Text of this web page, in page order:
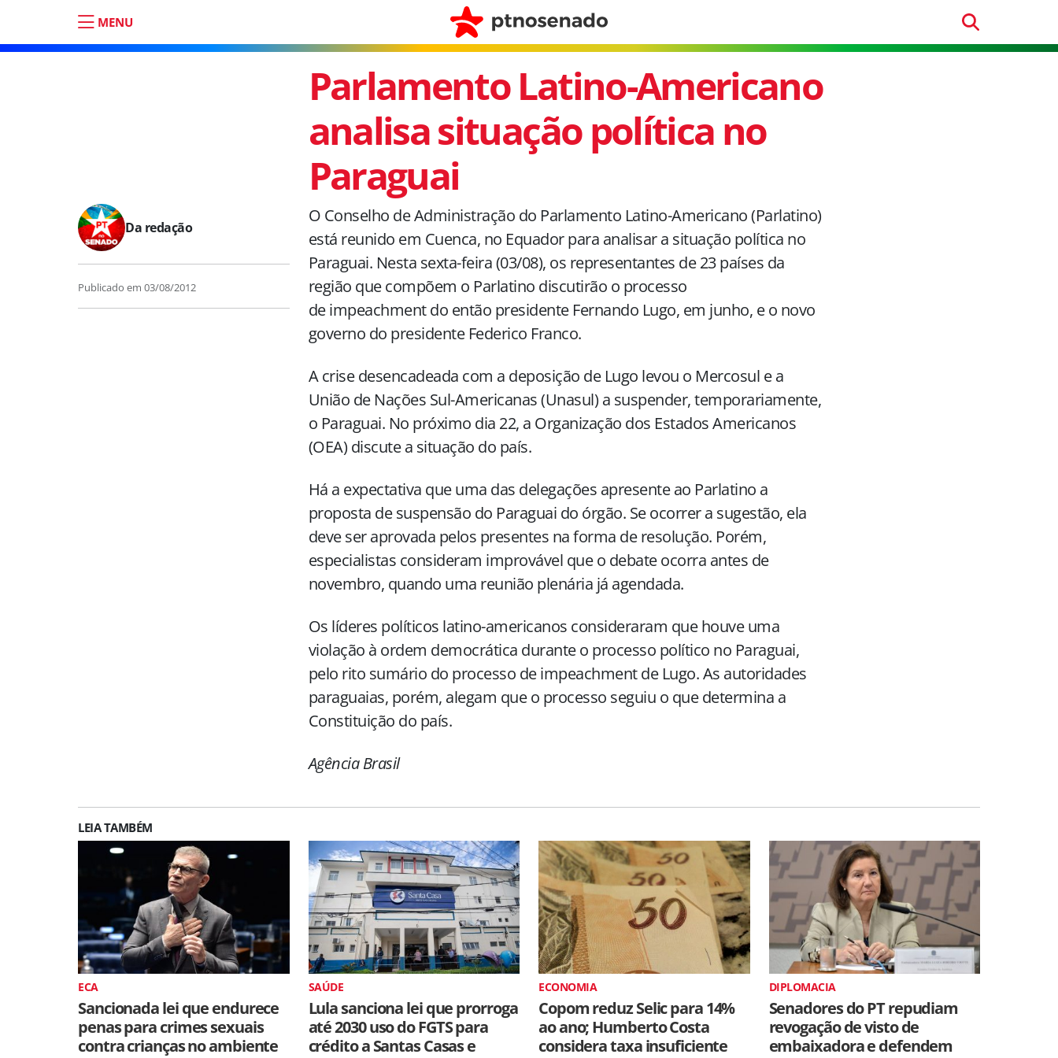
MENU
Parlamento Latino-Americano
analisa situação política no
Paraguai
Da redação
Publicado em 03/08/2012
O Conselho de Administração do Parlamento Latino-Americano (Parlatino)
está reunido em Cuenca, no Equador para analisar a situação política no
Paraguai. Nesta sexta-feira (03/08), os representantes de 23 países da
região que compõem o Parlatino discutirão o processo
de impeachment do então presidente Fernando Lugo, em junho, e o novo
governo do presidente Federico Franco.
A crise desencadeada com a deposição de Lugo levou o Mercosul e a
União de Nações Sul-Americanas (Unasul) a suspender, temporariamente,
o Paraguai. No próximo dia 22, a Organização dos Estados Americanos
(OEA) discute a situação do país.
Há a expectativa que uma das delegações apresente ao Parlatino a
proposta de suspensão do Paraguai do órgão. Se ocorrer a sugestão, ela
deve ser aprovada pelos presentes na forma de resolução. Porém,
especialistas consideram improvável que o debate ocorra antes de
novembro, quando uma reunião plenária já agendada.
Os líderes políticos latino-americanos consideraram que houve uma
violação à ordem democrática durante o processo político no Paraguai,
pelo rito sumário do processo de impeachment de Lugo. As autoridades
paraguaias, porém, alegam que o processo seguiu o que determina a
Constituição do país.
Agência Brasil
LEIA TAMBÉM
ECA
Sancionada lei que endurece
penas para crimes sexuais
contra crianças no ambiente
SAÚDE
Lula sanciona lei que prorroga
até 2030 uso do FGTS para
crédito a Santas Casas e
ECONOMIA
Copom reduz Selic para 14%
ao ano; Humberto Costa
considera taxa insuficiente
DIPLOMACIA
Senadores do PT repudiam
revogação de visto de
embaixadora e defendem